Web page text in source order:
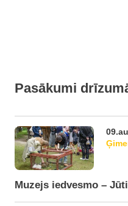
Pasākumi
Muzejs iedvesmo –